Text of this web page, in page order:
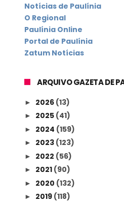
Notícias de Paulínia
O Regional
Paulínia Online
Portal de Paulínia
Zatum Notícias
ARQUIVO GAZETA DE
► 2026 (13)
► 2025 (41)
► 2024 (159)
► 2023 (123)
► 2022 (56)
► 2021 (90)
► 2020 (132)
► 2019 (118)